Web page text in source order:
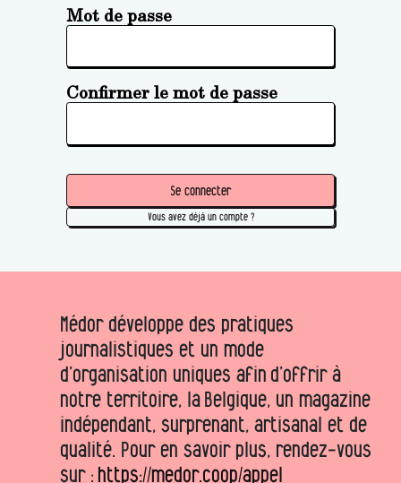
Mot de passe
Confirmer le mot de passe
Se connecter
Vous avez déjà un compte ?
Médor développe des pratiques
journalistiques et un mode
d’organisation uniques afin d’offrir à
notre territoire, la Belgique, un magazine
indépendant, surprenant, artisanal et de
qualité. Pour en savoir plus, rendez-vous
sur : https://medor.coop/appel